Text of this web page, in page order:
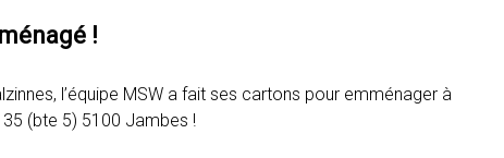
!
l’équipe MSW a fait ses cartons pour emménager à
35 (bte 5) 5100 Jambes !